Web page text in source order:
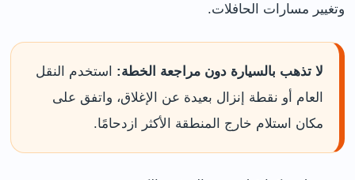
وتغيير مسارات الحافلات.
لا تذهب بالسيارة دون مراجعة الخطة: استخدم النقل
العام أو نقطة إنزال بعيدة عن الإغلاق، واتفق على
مكان استلام خارج المنطقة الأكثر ازدحامًا.